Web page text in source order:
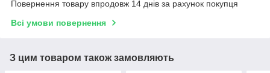
Повернення товару впродовж 14 днів за рахунок покупця
Всі умови повернення
З цим товаром також замовляють